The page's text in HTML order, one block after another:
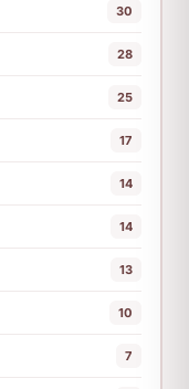
30
28
25
17
14
14
13
10
7